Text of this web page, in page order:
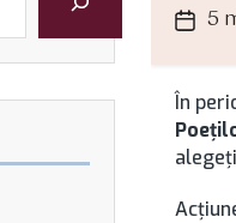
Dată
5
În